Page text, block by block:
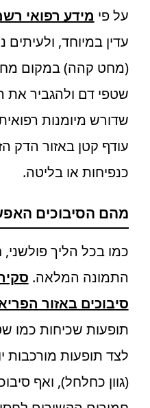
על פי מידע רפואי
עדין במיוחד,
(מחט קהה) במקום
שטפי דם ולהגביר את
שדורש מיומנות
עודף קטן באזור הדק
כנפיחות או בליטה.
מהם הסיבוכים
כמו בכל הליך
התמונה המלאה.
סיבוכים באזור
תופעות שכיחות כמו
לצד תופעות מורכבות
(גוון כחלחל), ואף